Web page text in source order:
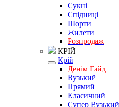
Сукні
Спідниці
Шорти
Жилети
Розпродаж
КРІЙ
Крій
Денім Гайд
Вузький
Прямий
Класичний
Супер Вузький